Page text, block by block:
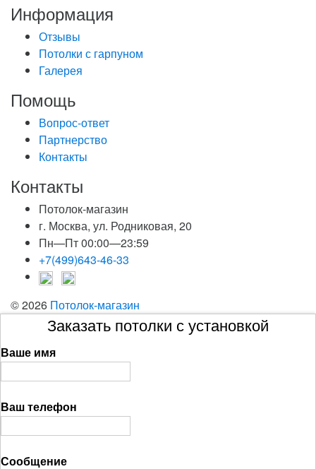
Информация
Отзывы
Потолки с гарпуном
Галерея
Помощь
Вопрос-ответ
Партнерство
Контакты
Контакты
Потолок-магазин
г. Москва, ул. Родниковая, 20
Пн—Пт 00:00—23:59
+7(499)643-46-33
© 2026 Потолок-магазин
Заказать потолки с установкой
Ваше имя
Ваш телефон
Сообщение